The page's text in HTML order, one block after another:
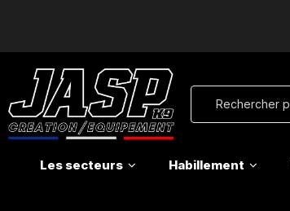
Les secteurs Habillement